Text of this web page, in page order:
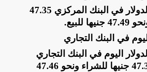
وسجل سعر الدولار في البنك المركزي 47.35
للبيع
.
في البنك التجاري
اليوم في البنك التجاري
الدولي عند 47.36 جنيها للشراء ونحو 47.46